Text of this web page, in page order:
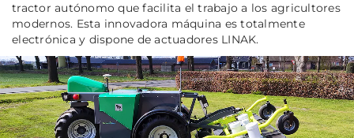
tractor autónomo que facilita el trabajo a los agricultores
modernos. Esta innovadora máquina es totalmente
electrónica y dispone de actuadores LINAK.